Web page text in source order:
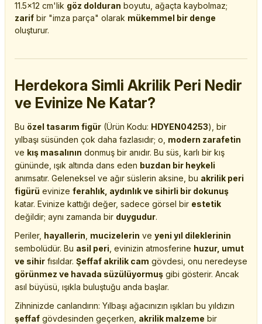
11.5x12 cm'lik göz dolduran boyutu, ağaçta kaybolmaz;
zarif bir "imza parça" olarak mükemmel bir denge
oluşturur.
Herdekora Simli Akrilik Peri Nedir
ve Evinize Ne Katar?
Bu özel tasarım figür (Ürün Kodu: HDYEN04253), bir
yılbaşı süsünden çok daha fazlasıdır; o, modern zarafetin
ve kış masalının donmuş bir anıdır. Bu süs, karlı bir kış
gününde, ışık altında dans eden buzdan bir heykeli
anımsatır. Geleneksel ve ağır süslerin aksine, bu akrilik peri
figürü evinize ferahlık, aydınlık ve sihirli bir dokunuş
katar. Evinize kattığı değer, sadece görsel bir estetik
değildir; aynı zamanda bir duygudur.
Periler, hayallerin mucizelerin ve yeni yıl dileklerinin
sembolüdür. Bu asil peri , evinizin atmosferine huzur, umut
ve sihir fısıldar. Şeffaf akrilik cam gövdesi, onu neredeyse
görünmez ve havada süzülüyormuş gibi gösterir. Ancak
asıl büyüsü, ışıkla buluştuğu anda başlar.
Zihninizde canlandırın: Yılbaşı ağacınızın ışıkları bu yıldızın
şeffaf gövdesinden geçerken, akrilik malzeme bir